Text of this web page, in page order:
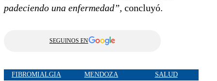
padeciendo una enfermedad”, concluyó.
SEGUINOS EN
FIBROMIALGIA MENDOZA SALUD